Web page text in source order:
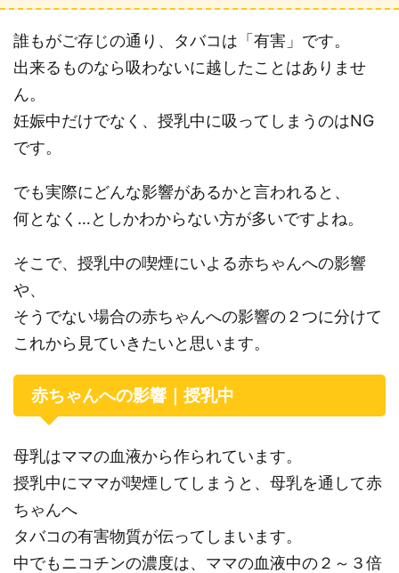
誰もがご存じの通り、タバコは「有害」です。
出来るものなら吸わないに越したことはありませ
ん。
妊娠中だけでなく、授乳中に吸ってしまうのはNG
です。
でも実際にどんな影響があるかと言われると、
何となく…としかわからない方が多いですよね。
そこで、授乳中の喫煙にいよる赤ちゃんへの影響
や、
そうでない場合の赤ちゃんへの影響の２つに分けて
これから見ていきたいと思います。
赤ちゃんへの影響｜授乳中
母乳はママの血液から作られています。
授乳中にママが喫煙してしまうと、母乳を通して赤
ちゃんへ
タバコの有害物質が伝ってしまいます。
中でもニコチンの濃度は、ママの血液中の２～３倍